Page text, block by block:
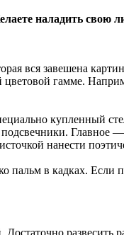
наладить свою
вся завешена
гамме.
купленный
Главное
нанести
пальм в кадках.
развесить